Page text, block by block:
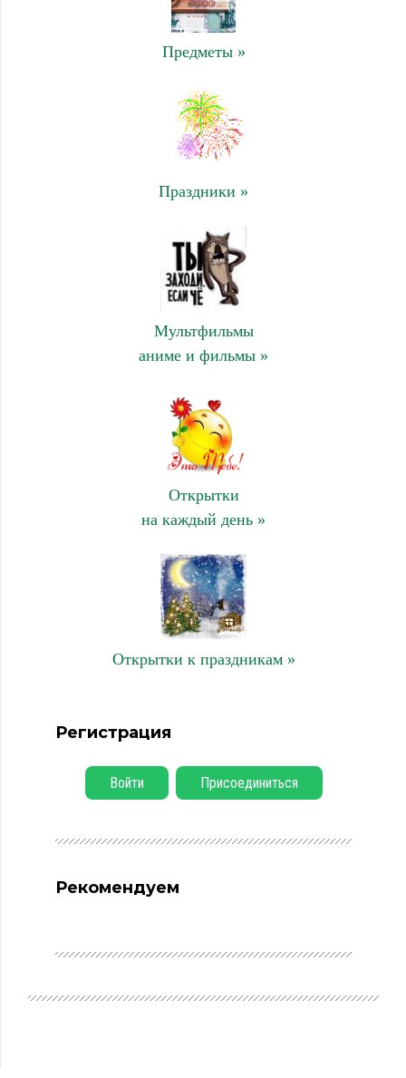
Предметы »
Праздники »
Мультфильмы
аниме и фильмы »
Открытки
на каждый день »
Открытки к праздникам »
Регистрация
Войти Присоединиться
Рекомендуем